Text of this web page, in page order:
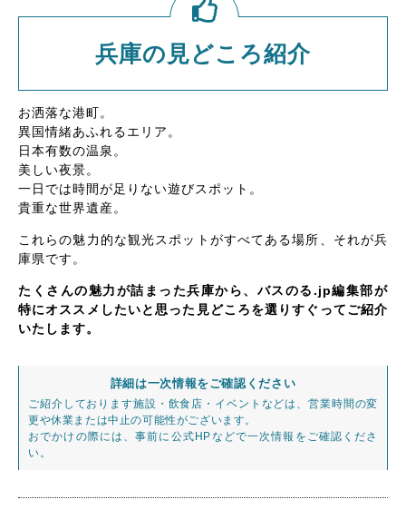
兵庫の見どころ紹介
お洒落な港町。
異国情緒あふれるエリア。
日本有数の温泉。
美しい夜景。
一日では時間が足りない遊びスポット。
貴重な世界遺産。
これらの魅力的な観光スポットがすべてある場所、それが兵
庫県です。
たくさんの魅力が詰まった兵庫から、バスのる.jp編集部が
特にオススメしたいと思った見どころを選りすぐってご紹介
いたします。
詳細は一次情報をご確認ください
ご紹介しております施設・飲食店・イベントなどは、営業時間の変
更や休業または中止の可能性がございます。
おでかけの際には、事前に公式HPなどで一次情報をご確認くださ
い。